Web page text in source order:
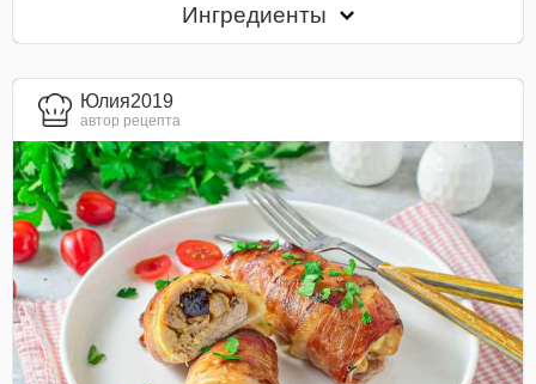
Ингредиенты
Юлия2019
автор рецепта